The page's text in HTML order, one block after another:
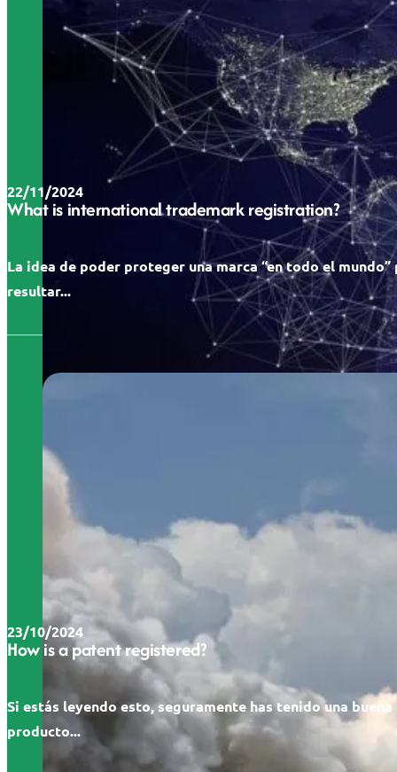
22/11/2024
What is international trademark registration?
La idea de poder proteger una marca “en todo el mundo”
resultar...
23/10/2024
How is a patent registered?
Si estás leyendo esto, seguramente has tenido una
producto...